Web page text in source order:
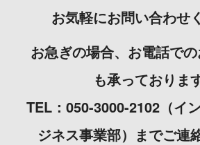
お気軽にお問い合わせ
お急ぎの場合、お電話で
も承っておりま
TEL：050-3000-2102（イ
ジネス事業部）までご連